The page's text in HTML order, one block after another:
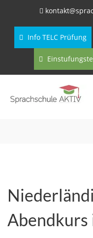
Info TELC Prüfung
Abendkurs